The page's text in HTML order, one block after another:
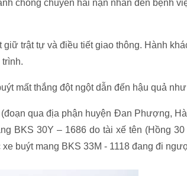
chóng chuyển hai nạn nhân đến bệnh
trật tự và điều tiết giao thông. Hành
mất thắng đột ngột dẫn đến hậu quả
qua địa phận huyện Đan Phượng,
BKS 30Y – 1686 do tài xế tên (Hồng
buýt mang BKS 33M - 1118 đang đi